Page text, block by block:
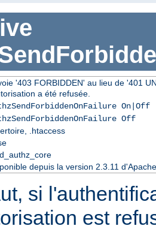
'403 FORBIDDEN' au lieu de '401
a été refusée.
On|Off
Off
.htaccess
depuis la version 2.3.11
si
est